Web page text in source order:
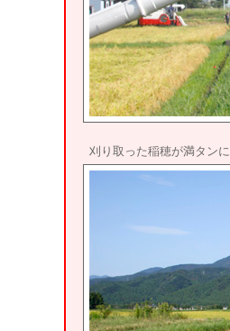
刈り取った稲穂が満タン